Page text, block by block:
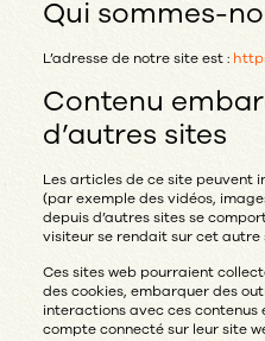
Qui sommes-
L’adresse de notre site est :
Contenu
d’autres sites
Les articles de ce site peuvent
(par exemple des vidéos,
depuis d’autres sites se
visiteur se rendait sur cet autre
Ces sites web pourraient
des cookies, embarquer des
interactions avec ces contenus
compte connecté sur leur site